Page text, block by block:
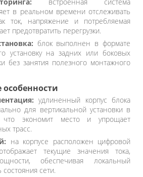
в реальном времени отслеживать
ток, напряжение и потребляемая
предотвратить перегрузки.
блок выполнен в формате
установку на задних или боковых
без занятия полезного монтажного
удлиненный корпус блока
для вертикальной установки в
что экономит место и упрощает
трасс.
на корпусе расположен цифровой
текущие значения тока,
обеспечивая локальный
сети.